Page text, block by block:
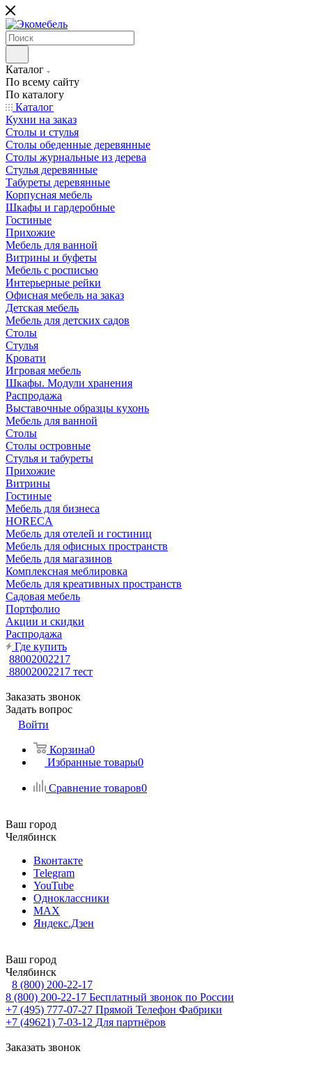
Каталог
По всему сайту
По каталогу
Каталог
Кухни на заказ
Столы и стулья
Столы обеденные деревянные
Столы журнальные из дерева
Стулья деревянные
Табуреты деревянные
Корпусная мебель
Шкафы и гардеробные
Гостиные
Прихожие
Мебель для ванной
Витрины и буфеты
Мебель с росписью
Интерьерные рейки
Офисная мебель на заказ
Детская мебель
Мебель для детских садов
Столы
Стулья
Кровати
Игровая мебель
Шкафы. Модули хранения
Распродажа
Выставочные образцы кухонь
Мебель для ванной
Столы
Столы островные
Стулья и табуреты
Прихожие
Витрины
Гостиные
Мебель для бизнеса
HORECA
Мебель для отелей и гостиниц
Мебель для офисных пространств
Мебель для магазинов
Комплексная меблировка
Мебель для креативных пространств
Садовая мебель
Портфолио
Акции и скидки
Распродажа
Где купить
88002002217
88002002217 тест
Заказать звонок
Задать вопрос
Войти
Корзина0
Избранные товары0
Сравнение товаров0
Ваш город
Челябинск
Вконтакте
Telegram
YouTube
Одноклассники
MAX
Яндекс.Дзен
Ваш город
Челябинск
8 (800) 200-22-17
8 (800) 200-22-17 Бесплатный звонок по России
+7 (495) 777-07-27 Прямой Телефон Фабрики
+7 (49621) 7-03-12 Для партнёров
Заказать звонок